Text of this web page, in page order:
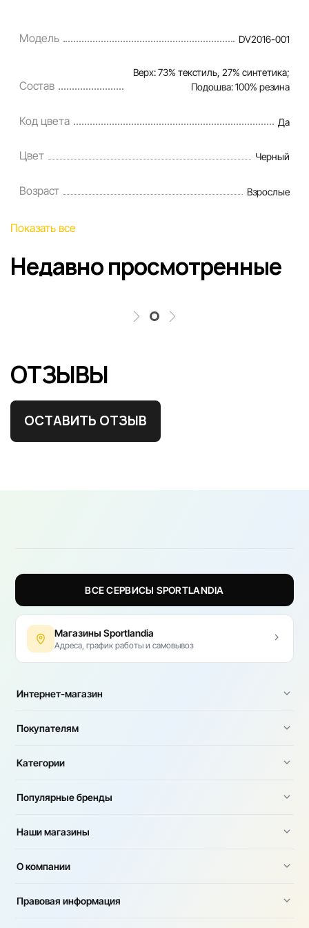
Модель DV2016-001
Состав
Верх: 73% текстиль, 27% синтетика;
Подошва: 100% резина
Код цвета Да
Цвет Черный
Возраст Взрослые
Показать все
Недавно просмотренные
ОТЗЫВЫ
ОСТАВИТЬ ОТЗЫВ
ВСЕ СЕРВИСЫ SPORTLANDIA
Магазины Sportlandia
Адреса, график работы и самовывоз
Интернет-магазин
Покупателям
Категории
Популярные бренды
Наши магазины
О компании
Правовая информация